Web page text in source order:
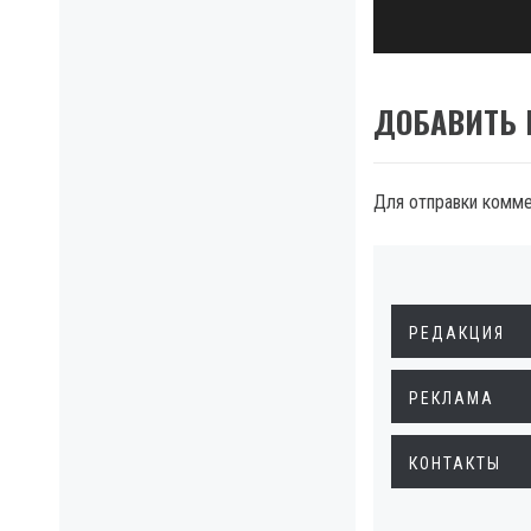
ДОБАВИТЬ
Для отправки
РЕДАКЦИЯ
РЕКЛАМА
КОНТАКТЫ